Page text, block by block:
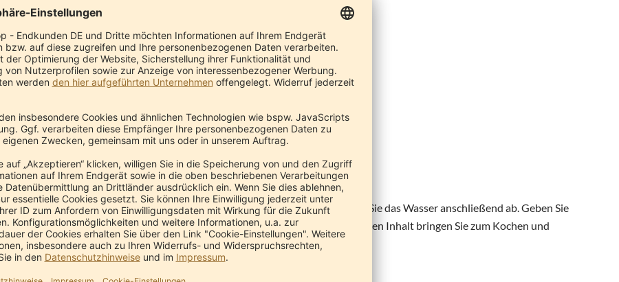
Curryblätter
den Gewürz-Sud:
Ghee
Fünfgewürz
TLSteinsalz
Mung Dal:
die Mungbohnen vor der Zubereitung für ca. 1 Stunde in Wasser ein. Gießen Sie das Wasser anschließend ab. Geben Sie
Dal nun in einen großen Topf. Wasser, Kurkuma und Curryblätter hinzufügen. Den Inhalt bringen Sie zum Kochen und
abgedeckt bei mittlerer Hitze ca. 25 Minuten köcheln.